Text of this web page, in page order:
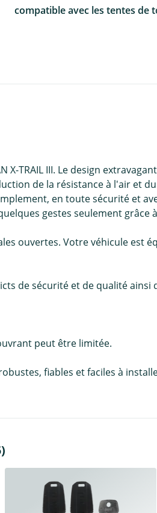
compatible avec les tentes de
TRAIL III. Le design
de la résistance à l'air et
en toute sécurité et
gestes seulement grâce
ouvertes. Votre véhicule est
de sécurité et de qualité ainsi
peut être limitée.
fiables et faciles à